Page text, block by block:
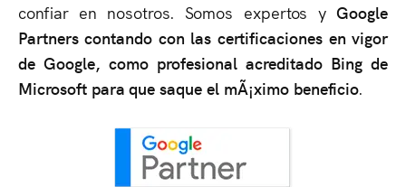
confiar en nosotros. Somos expertos yGoogle
Partners contando con las certificaciones en vigor
de Google, como profesional acreditado Bing de
Microsoft para que saque el mÃ¡ximo beneficio.